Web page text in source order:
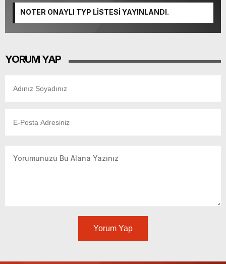
NOTER ONAYLI TYP LİSTESİ YAYINLANDI.
YORUM YAP
Yorum Yap